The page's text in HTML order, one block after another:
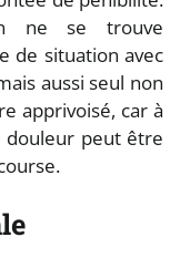
ne se trouve
de situation avec
aussi seul non
apprivoisé, car à
douleur peut être